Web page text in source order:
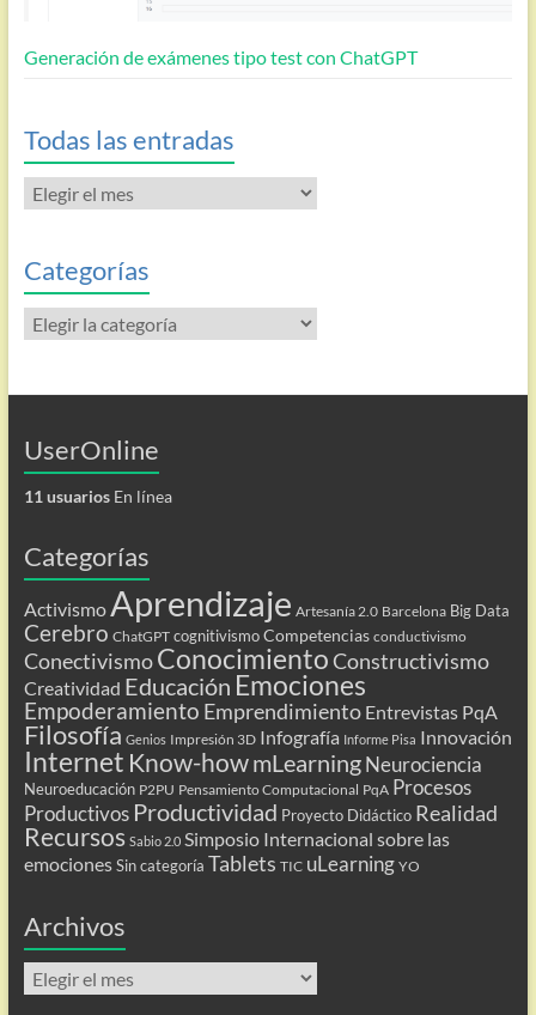
Generación de exámenes tipo test con ChatGPT
Todas las entradas
Todas
las
Categorías
Categorías
UserOnline
11 usuariosEn línea
Categorías
Activismo Aprendizaje Artesanía 2.0 Barcelona Big Data
Cerebro ChatGPT cognitivismo Competencias conductivismo
ConectivismoConocimientoConstructivismo
Creatividad Educación Emociones
Empoderamiento Emprendimiento Entrevistas PqA
Filosofía Genios Impresión 3D Infografía Informe Pisa Innovación
Internet Know-howmLearning Neurociencia
Neuroeducación P2PU Pensamiento Computacional PqA Procesos
Productivos Productividad Proyecto Didáctico Realidad
Recursos Sabio 2.0 Simposio Internacional sobre las
emociones Sin categoría Tablets TIC uLearning YO
Archivos
Archivos